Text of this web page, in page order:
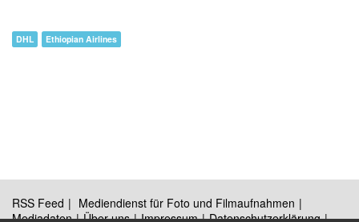
DHL Ethiopian Airlines
RSS Feed
Mediendienst für Foto und Filmaufnahmen
Mediadaten
Über uns Impressum Datenschutzerklärung